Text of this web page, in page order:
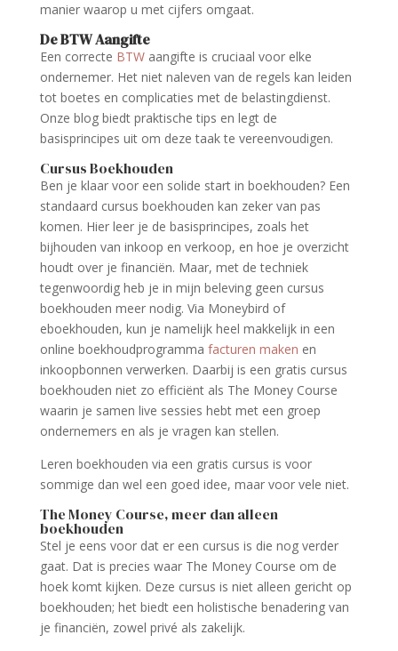
manier waarop u met cijfers omgaat.
De BTW Aangifte
Een correcte BTWaangifte is cruciaal voor elke
ondernemer. Het niet naleven van de regels kan leiden
tot boetes en complicaties met de belastingdienst.
Onze blog biedt praktische tips en legt de
basisprincipes uit om deze taak te vereenvoudigen.
Cursus Boekhouden
Ben je klaar voor een solide start in boekhouden? Een
standaard cursus boekhouden kan zeker van pas
komen. Hier leer je de basisprincipes, zoals het
bijhouden van inkoop en verkoop, en hoe je overzicht
houdt over je financiën. Maar, met de techniek
tegenwoordig heb je in mijn beleving geen cursus
boekhouden meer nodig. Via Moneybird of
eboekhouden, kun je namelijk heel makkelijk in een
online boekhoudprogramma facturen maken en
inkoopbonnen verwerken. Daarbij is een gratis cursus
boekhouden niet zo efficiënt als The Money Course
waarin je samen live sessies hebt met een groep
ondernemers en als je vragen kan stellen.
Leren boekhouden via een gratis cursus is voor
sommige dan wel een goed idee, maar voor vele niet.
The Money Course, meer dan alleen
boekhouden
Stel je eens voor dat er een cursus is die nog verder
gaat. Dat is precies waar The Money Course om de
hoek komt kijken. Deze cursus is niet alleen gericht op
boekhouden; het biedt een holistische benadering van
je financiën, zowel privé als zakelijk.